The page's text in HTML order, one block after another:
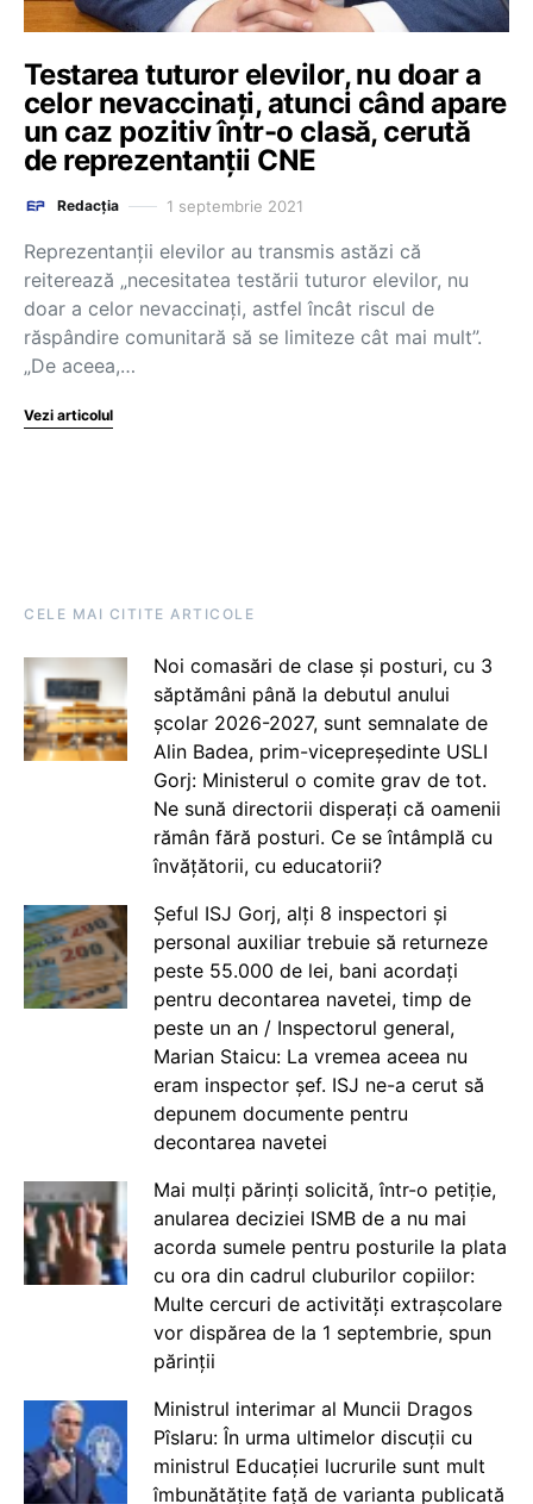
Testarea tuturor elevilor, nu doar a
celor nevaccinați, atunci când apare
un caz pozitiv într-o clasă, cerută
de reprezentanții CNE
Redacția 1 septembrie 2021
Reprezentanții elevilor au transmis astăzi că
reiterează „necesitatea testării tuturor elevilor, nu
doar a celor nevaccinați, astfel încât riscul de
răspândire comunitară să se limiteze cât mai mult”.
„De aceea,…
Vezi articolul
CELE MAI CITITE ARTICOLE
Noi comasări de clase și posturi, cu 3
săptămâni până la debutul anului
școlar 2026-2027, sunt semnalate de
Alin Badea, prim-vicepreședinte USLI
Gorj: Ministerul o comite grav de tot.
Ne sună directorii disperați că oamenii
rămân fără posturi. Ce se întâmplă cu
învățătorii, cu educatorii?
Șeful ISJ Gorj, alți 8 inspectori și
personal auxiliar trebuie să returneze
peste 55.000 de lei, bani acordați
pentru decontarea navetei, timp de
peste un an / Inspectorul general,
Marian Staicu: La vremea aceea nu
eram inspector șef. ISJ ne-a cerut să
depunem documente pentru
decontarea navetei
Mai mulți părinți solicită, într-o petiție,
anularea deciziei ISMB de a nu mai
acorda sumele pentru posturile la plata
cu ora din cadrul cluburilor copiilor:
Multe cercuri de activități extrașcolare
vor dispărea de la 1 septembrie, spun
părinții
Ministrul interimar al Muncii Dragos
Pîslaru: În urma ultimelor discuții cu
ministrul Educației lucrurile sunt mult
îmbunătățite față de varianta publicată